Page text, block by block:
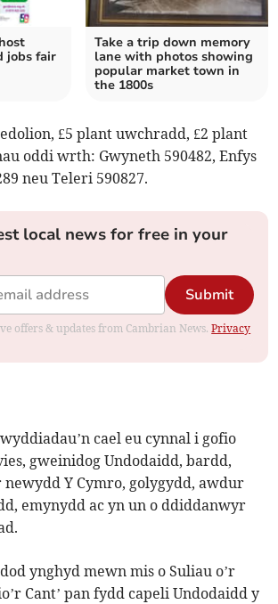
jobs fair
Take a trip down memory
lane with photos showing
popular market town in
the 1800s
£5 plant uwchradd, £2 plant
oddi wrth: Gwyneth 590482, Enfys
neu Teleri 590827.
local news for free in your
Submit
offers & updates from Cambrian News.Privacy
cael eu cynnal i gofio
gweinidog Undodaidd, bardd,
Y Cymro, golygydd, awdur
emynydd ac yn un o ddiddanwyr
ynghyd mewn mis o Suliau o’r
Cant’ pan fydd capeli Undodaidd y